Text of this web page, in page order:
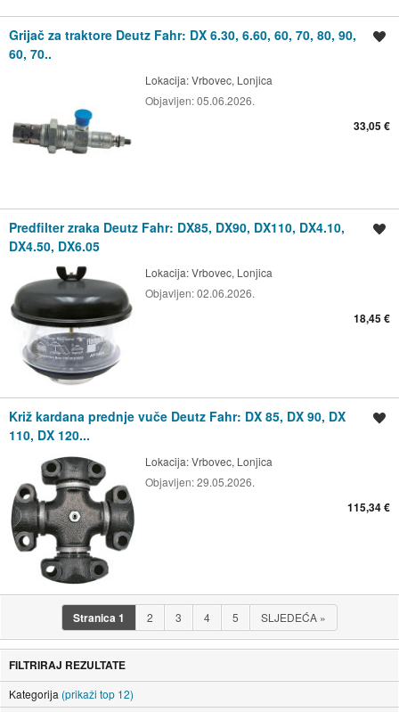
Grijač za traktore Deutz Fahr: DX 6.30, 6.60, 60, 70, 80, 90,
60, 70..
Lokacija:Vrbovec, Lonjica
Objavljen:05.06.2026.
33,05 €
Predfilter zraka Deutz Fahr: DX85, DX90, DX110, DX4.10,
DX4.50, DX6.05
Lokacija:Vrbovec, Lonjica
Objavljen:02.06.2026.
18,45 €
Križ kardana prednje vuče Deutz Fahr: DX 85, DX 90, DX
110, DX 120...
Lokacija:Vrbovec, Lonjica
Objavljen:29.05.2026.
115,34 €
Stranica 1 2 3 4 5 SLJEDEĆA »
FILTRIRAJ REZULTATE
Kategorija (prikaži top 12)